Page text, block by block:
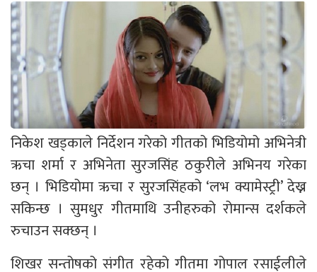
निकेश खड्काले निर्देशन गरेको गीतको भिडियोमो अभिनेत्री
ऋचा शर्मा र अभिनेता सुरजसिंह ठकुरीले अभिनय गरेका
छन् । भिडियोमा ऋचा र सुरजसिंहको ‘लभ क्यामेस्ट्री’ देख्न
सकिन्छ । सुमधुर गीतमाथि उनीहरुको रोमान्स दर्शकले
रुचाउन सक्छन् ।
शिखर सन्तोषको संगीत रहेको गीतमा गोपाल रसाईलीले